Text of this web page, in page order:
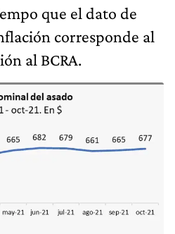
que el dato de
corresponde al
al BCRA.